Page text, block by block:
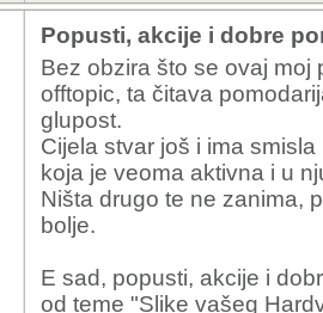
Popusti, akcije i dobre
Bez obzira što se ovaj moj
offtopic, ta čitava
glupost.
Cijela stvar još i ima
koja je veoma aktivna i u
Ništa drugo te ne zanima,
bolje.
E sad, popusti, akcije i
od teme "Slike vašeg